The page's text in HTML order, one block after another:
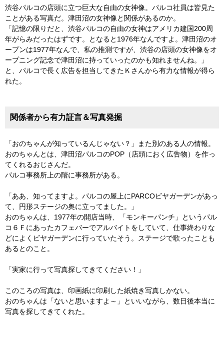
渋谷パルコの店頭に立つ巨大な自由の女神像。パルコ社員は皆見た
ことがある写真だ。津田沼の女神像と関係があるのか。
「記憶の限りだと、渋谷パルコの自由の女神はアメリカ建国200周
年がらみだったはずです。となると1976年なんですよ。津田沼のオ
ープンは1977年なんで、私の推測ですが、渋谷の店頭の女神像をオ
ープニング記念で津田沼に持っていったのかも知れませんね。」
と、パルコで長く広告を担当してきたＫさんから有力な情報が得ら
れた。
関係者から有力証言＆写真発掘
「おのちゃんが知っているんじゃない？」また別のある人の情報。
おのちゃんとは、津田沼パルコのPOP（店頭におく広告物）を作っ
てくれるおじさんだ。
パルコ事務所上の階に事務所がある。
「ああ、知ってますよ。パルコの屋上にPARCOビヤガーデンがあっ
て、円形ステージの奥に立ってました。」
おのちゃんは、1977年の開店当時、「モンキーパンチ」というパル
コ６Ｆにあったカフェバーでアルバイトをしていて、仕事終わりな
どによくビヤガーデンに行っていたそう。ステージで歌ったことも
あるとのこと。
「実家に行って写真探してきてください！」
このころの写真は、印画紙に印刷した紙焼き写真しかない。
おのちゃんは「ないと思いますよ～」といいながら、数日後本当に
写真を探してきてくれた。